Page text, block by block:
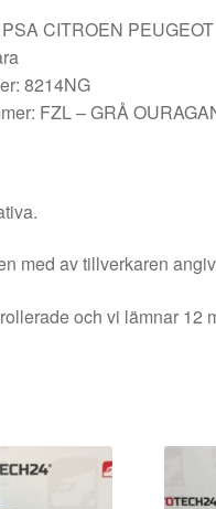
CITROEN PEUGEOT
8214NG
FZL – GRÅ
med av tillverkaren
och vi lämnar 12